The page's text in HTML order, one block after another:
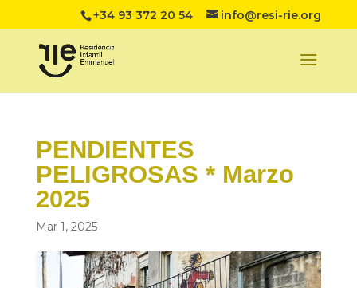
+34 93 372 20 54 info@resi-rie.org
PENDIENTES
PELIGROSAS * Marzo
2025
Mar 1, 2025